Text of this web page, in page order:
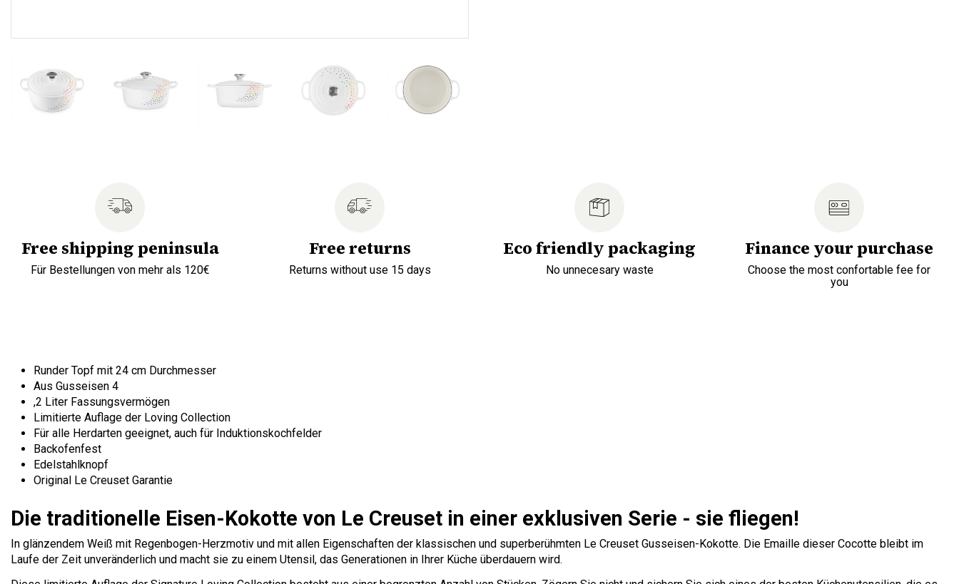
Free shipping peninsula
Für Bestellungen von mehr als 120€
Free returns
Returns without use 15 days
Eco friendly packaging
No unnecesary waste
Finance your purchase
Choose the most confortable fee for
you
Runder Topf mit 24 cm Durchmesser
Aus Gusseisen 4
,2 Liter Fassungsvermögen
Limitierte Auflage der Loving Collection
Für alle Herdarten geeignet, auch für Induktionskochfelder
Backofenfest
Edelstahlknopf
Original Le Creuset Garantie
Die traditionelle Eisen-Kokotte von Le Creuset in einer exklusiven Serie - sie fliegen!
In glänzendem Weiß mit Regenbogen-Herzmotiv und mit allen Eigenschaften der klassischen und superberühmten Le Creuset Gusseisen-Kokotte. Die Emaille dieser Cocotte bleibt im
Laufe der Zeit unveränderlich und macht sie zu einem Utensil, das Generationen in Ihrer Küche überdauern wird.